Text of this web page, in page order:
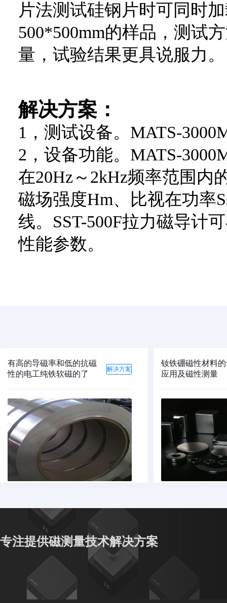
片法测试硅钢片时可同时
500*500mm的样品，测试
量，试验结果更具说服力。
解决方案：
1，测试设备。MATS-
2，设备功能。MATS-
在20Hz～2kHz频率范围内
磁场强度Hm、比视在功率
线。SST-500F拉力磁导计
性能参数。
有高的导磁率和低的抗磁
性的电工纯铁软磁的了
解决方案
钕铁硼磁性材料
应用及磁性测量
专注提供磁测量技术解决方案